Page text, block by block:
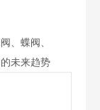
、蝶阀、
未来趋势